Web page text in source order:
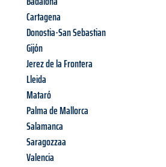
Cartagena
Donostia-San Sebastian
Gijón
Jerez de la Frontera
Lleida
Mataró
Palma de Mallorca
Salamanca
Saragozzaa
Valencia